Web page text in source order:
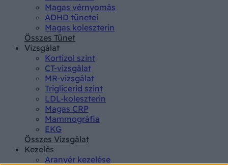
Magas vérnyomás
ADHD tünetei
Magas koleszterin
Összes Tünet
Vizsgálat
Kortizol szint
CT-vizsgálat
MR-vizsgálat
Triglicerid szint
LDL-koleszterin
Magas CRP
Mammográfia
EKG
Összes Vizsgálat
Kezelés
Aranyér kezelése